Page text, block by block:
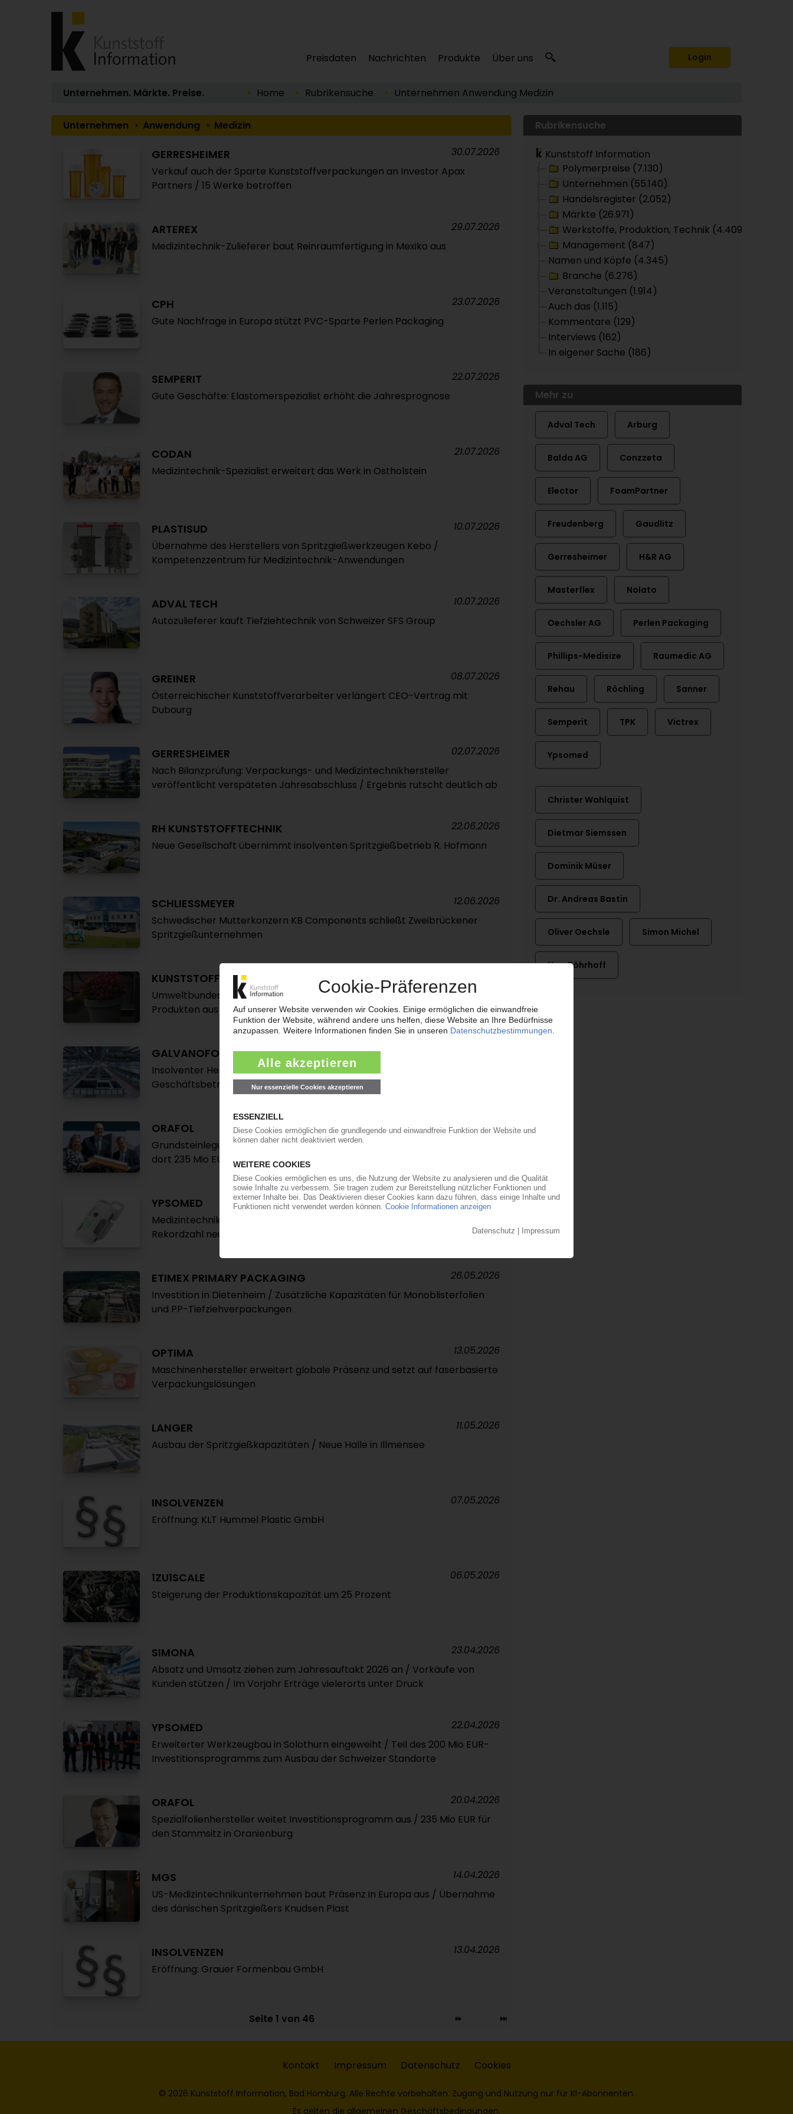
Preisdaten Nachrichten Produkte Über uns Login
Unternehmen. Märkte. Preise. Home Rubrikensuche Unternehmen Anwendung Medizin
Unternehmen Anwendung Medizin
GERRESHEIMER
Verkauf auch der Sparte Kunststoffverpackungen an Investor Apax
Partners / 15 Werke betroffen
30.07.2026
ARTEREX
Medizintechnik-Zulieferer baut Reinraumfertigung in Mexiko aus
29.07.2026
CPH
Gute Nachfrage in Europa stützt PVC-Sparte Perlen Packaging
23.07.2026
SEMPERIT
Gute Geschäfte: Elastomerspezialist erhöht die Jahresprognose
22.07.2026
CODAN
Medizintechnik-Spezialist erweitert das Werk in Ostholstein
21.07.2026
PLASTISUD
Übernahme des Herstellers von Spritzgießwerkzeugen Kebo /
Kompetenzzentrum für Medizintechnik-Anwendungen
10.07.2026
ADVAL TECH
Autozulieferer kauft Tiefziehtechnik von Schweizer SFS Group
10.07.2026
GREINER
Österreichischer Kunststoffverarbeiter verlängert CEO-Vertrag mit
Dubourg
08.07.2026
GERRESHEIMER
Nach Bilanzprüfung: Verpackungs- und Medizintechnikhersteller
veröffentlicht verspäteten Jahresabschluss / Ergebnis rutscht deutlich ab
02.07.2026
RH KUNSTSTOFFTECHNIK
Neue Gesellschaft übernimmt insolventen Spritzgießbetrieb R. Hofmann
22.06.2026
SCHLIESSMEYER
Schwedischer Mutterkonzern KB Components schließt Zweibrückener
Spritzgießunternehmen
12.06.2026
KUNSTSTOFFRECYCLING
Umweltbundesamt veröffentlicht Leitfaden zur Beschaffung von
Produkten aus Recycling-Kunststoff
GALVANOFORM
Insolventer Hersteller galvanischer Werkzeuge findet keinen Investor /
Geschäftsbetrieb wird heruntergefahren
ORAFOL
Grundsteinlegung für neue Werkshalle in Brandenburg / Bis 2030 sollen
dort 235 Mio EUR investiert werden
03.06.2026
YPSOMED
Medizintechnik-Hersteller wächst im Kerngeschäft zweistellig und gewinnt
Rekordzahl neuer Projekte
27.05.2026
ETIMEX PRIMARY PACKAGING
Investition in Dietenheim / Zusätzliche Kapazitäten für Monoblisterfolien
und PP-Tiefziehverpackungen
26.05.2026
OPTIMA
Maschinenhersteller erweitert globale Präsenz und setzt auf faserbasierte
Verpackungslösungen
13.05.2026
LANGER
Ausbau der Spritzgießkapazitäten / Neue Halle in Illmensee
11.05.2026
INSOLVENZEN
Eröffnung: KLT Hummel Plastic GmbH
07.05.2026
1ZU1SCALE
Steigerung der Produktionskapazität um 25 Prozent
06.05.2026
SIMONA
Absatz und Umsatz ziehen zum Jahresauftakt 2026 an / Vorkäufe von
Kunden stützen / Im Vorjahr Erträge vielerorts unter Druck
23.04.2026
YPSOMED
Erweiterter Werkzeugbau in Solothurn eingeweiht / Teil des 200 Mio EUR-
Investitionsprogramms zum Ausbau der Schweizer Standorte
22.04.2026
ORAFOL
Spezialfolienhersteller weitet Investitionsprogramm aus / 235 Mio EUR für
den Stammsitz in Oranienburg
20.04.2026
MGS
US-Medizintechnikunternehmen baut Präsenz in Europa aus / Übernahme
des dänischen Spritzgießers Knudsen Plast
14.04.2026
INSOLVENZEN
Eröffnung: Grauer Formenbau GmbH
13.04.2026
Seite 1 von 46
Rubrikensuche
Kunststoff Information
Polymerpreise (7.130)
Unternehmen (55.140)
Handelsregister (2.052)
Märkte (26.971)
Werkstoffe, Produktion, Technik (4.409)
Management (847)
Namen und Köpfe (4.345)
Branche (6.276)
Veranstaltungen (1.914)
Auch das (1.115)
Kommentare (129)
Interviews (162)
In eigener Sache (186)
Mehr zu
Adval Tech Arburg
Balda AG Conzzeta
Elector FoamPartner
Freudenberg Gaudlitz
Gerresheimer H&R AG
Masterflex Nolato
Oechsler AG Perlen Packaging
Phillips-Medisize Raumedic AG
Rehau Röchling Sanner
Semperit TPK Victrex
Ypsomed
Christer Wahlquist
Dietmar Siemssen
Dominik Müser
Dr. Andreas Bastin
Oliver Oechsle Simon Michel
Uwe Röhrhoff
Kontakt Impressum Datenschutz Cookies
© 2026 Kunststoff Information, Bad Homburg. Alle Rechte vorbehalten. Zugang und Nutzung nur für KI-Abonnenten.
Es gelten die allgemeinen Geschäftsbedingungen.